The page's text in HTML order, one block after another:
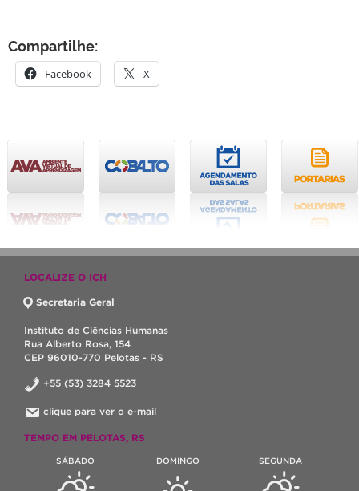
Compartilhe:
Facebook X
LOCALIZE O ICH
Secretaria Geral
Instituto de Ciências Humanas
Rua Alberto Rosa, 154
CEP 96010-770 Pelotas - RS
+55 (53) 3284 5523
clique para ver o e-mail
TEMPO EM PELOTAS, RS
SÁBADO DOMINGO SEGUNDA